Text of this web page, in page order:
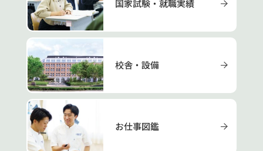
国家試験・就職実績
校舎・設備
お仕事図鑑